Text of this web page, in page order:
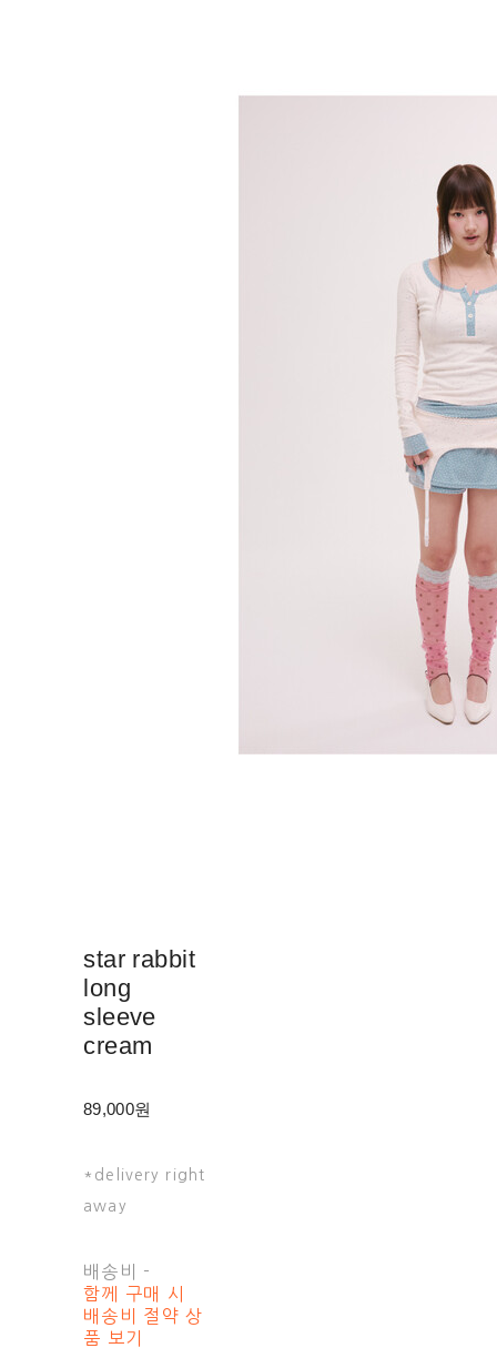
star rabbit
long
sleeve
cream
89,000원
*delivery right
away
배송비 -
함께 구매 시
배송비 절약 상
품 보기